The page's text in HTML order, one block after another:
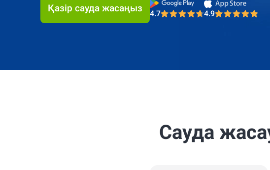
Қазір сауда жасаңыз Most Trusted Broker 2025
Most Trusted Broker 2025
Сауда